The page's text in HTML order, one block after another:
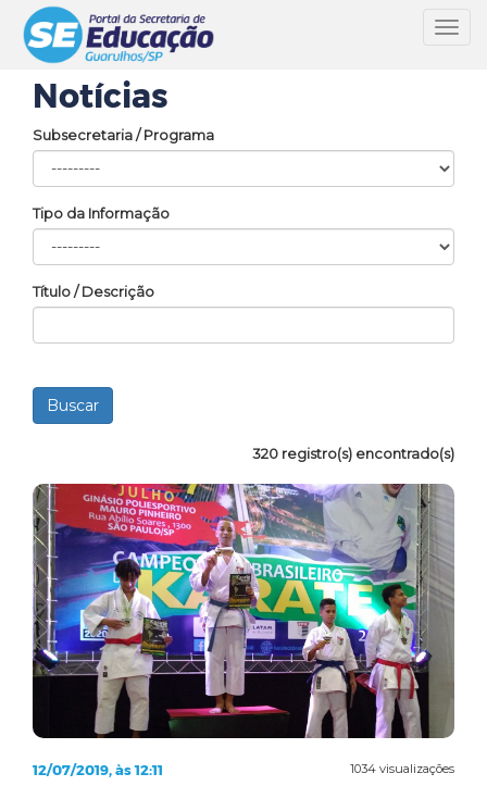
Notícias
Subsecretaria / Programa
Tipo da Informação
Título / Descrição
320 registro(s) encontrado(s)
1034 visualizações
12/07/2019, às 12:11